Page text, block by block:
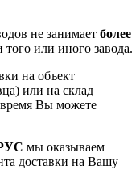
не занимает более
того или иного завода.
на объект
или на склад
время Вы можете
мы оказываем
доставки на Вашу